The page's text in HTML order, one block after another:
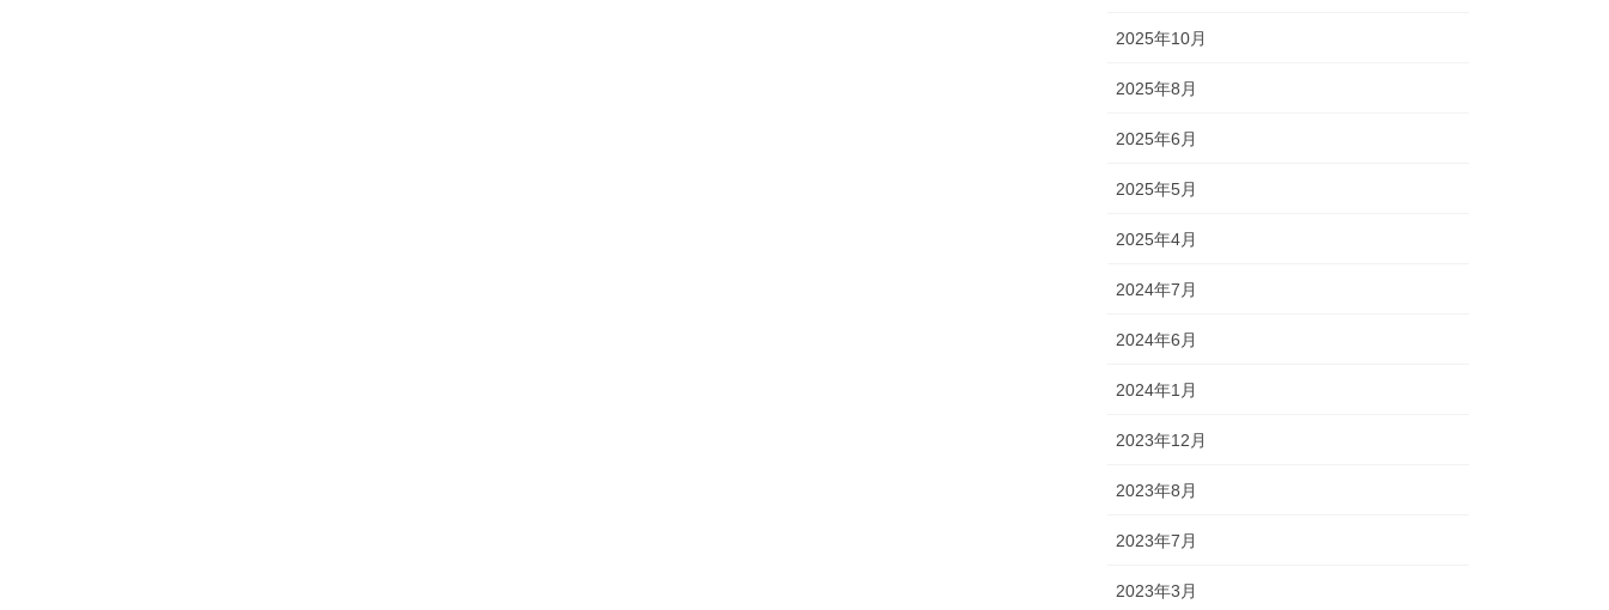
2025年10月
2025年8月
2025年6月
2025年5月
2025年4月
2024年7月
2024年6月
2024年1月
2023年12月
2023年8月
2023年7月
2023年3月